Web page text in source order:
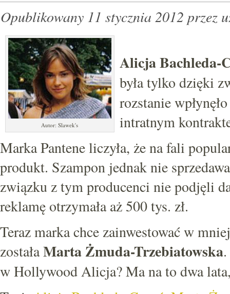
Opublikowany 11 stycznia 2012 przez
Autor: Slawek's
Alicja Bachleda-
była tylko dzięki
rozstanie
intratnym
Marka Pantene liczyła, że na fali
produkt. Szampon jednak nie
związku z tym producenci nie podjęli
reklamę otrzymała aż 500 tys. zł.
Teraz marka chce zainwestować w
zostałaMarta Żmuda-Trzebiatowska
w Hollywood Alicja? Ma na to dwa